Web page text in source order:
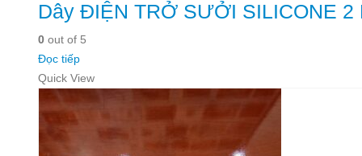
Dây ĐIỆN TRỞ SƯỞI SILICONE 2
0 out of 5
Đọc tiếp
Quick View